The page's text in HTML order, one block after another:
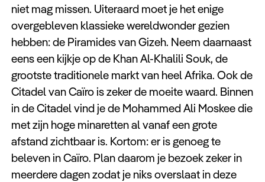
niet mag missen. Uiteraard moet je het enige
overgebleven klassieke wereldwonder gezien
hebben: de Piramides van Gizeh. Neem daarnaast
eens een kijkje op de Khan Al-Khalili Souk, de
grootste traditionele markt van heel Afrika. Ook de
Citadel van Caïro is zeker de moeite waard. Binnen
in de Citadel vind je de Mohammed Ali Moskee die
met zijn hoge minaretten al vanaf een grote
afstand zichtbaar is. Kortom: er is genoeg te
beleven in Caïro. Plan daarom je bezoek zeker in
meerdere dagen zodat je niks overslaat in deze